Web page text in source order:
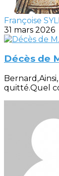
Françoise
31 mars 2026
Décès de
quitté.Quel